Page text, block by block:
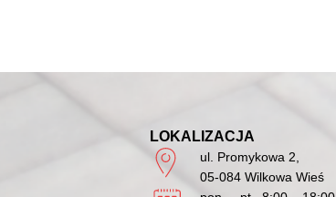
LOKALIZACJA
ul. Promykowa 2,
05-084 Wilkowa Wieś